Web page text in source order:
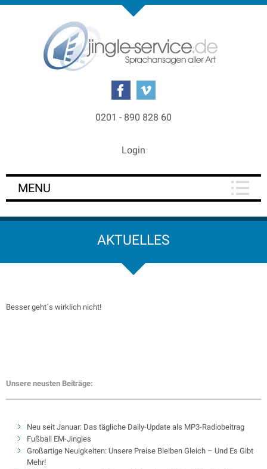
0201 - 890 828 60
Login
MENU
AKTUELLES
Besser geht´s wirklich nicht!
Unsere neusten Beiträge:
Neu seit Januar: Das tägliche Daily-Update als MP3-Radiobeitrag
Fußball EM-Jingles
Großartige Neuigkeiten: Unsere Preise Bleiben Gleich – Und Es Gibt
Mehr!